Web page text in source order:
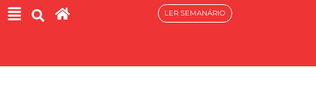
LER SEMANÁRIO